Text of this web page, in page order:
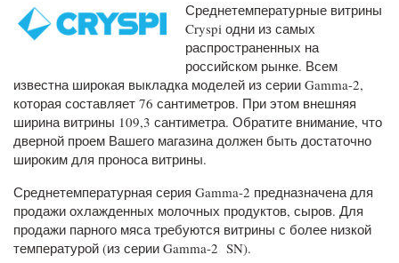
Среднетемпературные витрины
Cryspi одни из самых
распространенных на
российском рынке. Всем
известна широкая выкладка моделей из серии Gamma-2,
которая составляет 76 сантиметров. При этом внешняя
ширина витрины 109,3 сантиметра. Обратите внимание, что
дверной проем Вашего магазина должен быть достаточно
широким для проноса витрины.
Среднетемпературная серия Gamma-2 предназначена для
продажи охлажденных молочных продуктов, сыров. Для
продажи парного мяса требуются витрины с более низкой
температурой (из серии Gamma-2 SN).